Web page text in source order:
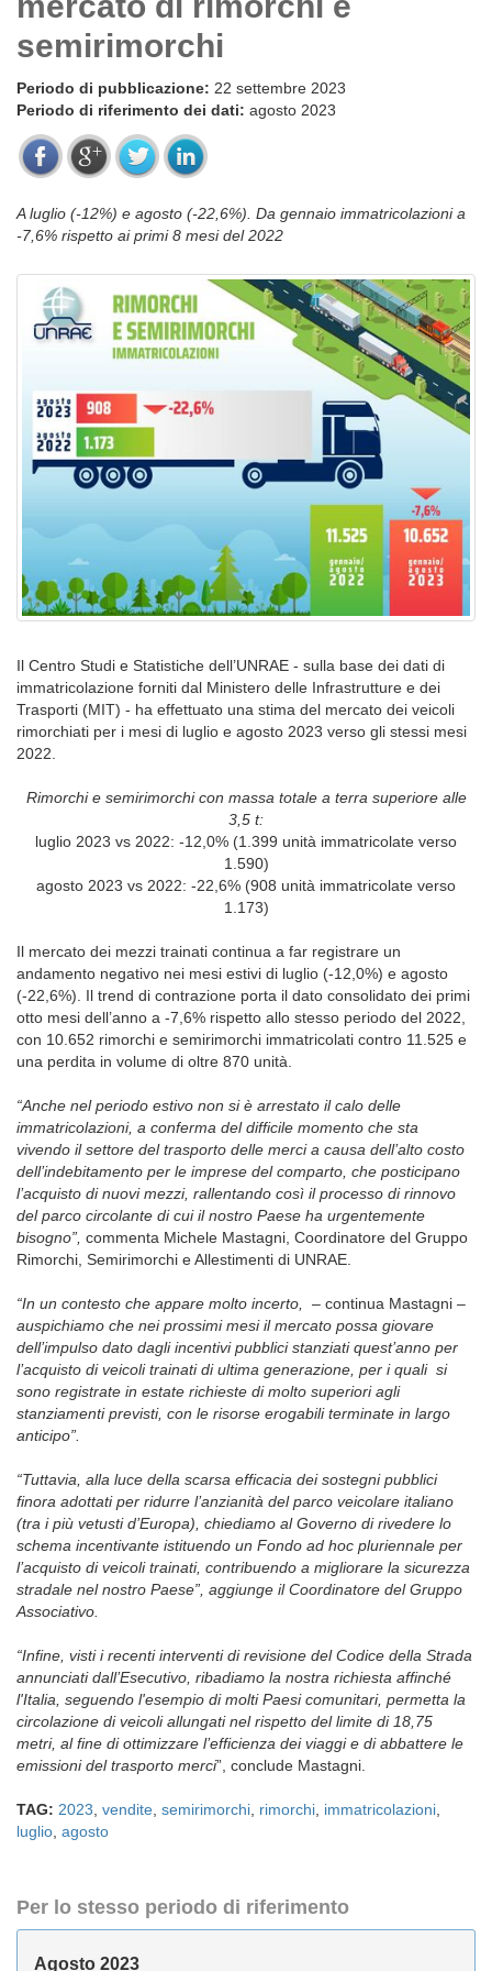
semirimorchi
Periodo di pubblicazione: 22 settembre 2023
Periodo di riferimento dei dati: agosto 2023
A luglio (-12%) e agosto (-22,6%). Da gennaio immatricolazioni a
-7,6% rispetto ai primi 8 mesi del 2022
Il Centro Studi e Statistiche dell’UNRAE - sulla base dei dati di
immatricolazione forniti dal Ministero delle Infrastrutture e dei
Trasporti (MIT) - ha effettuato una stima del mercato dei veicoli
rimorchiati per i mesi di luglio e agosto 2023 verso gli stessi mesi
2022.
Rimorchi e semirimorchi con massa totale a terra superiore alle
3,5 t:
luglio 2023 vs 2022: -12,0% (1.399 unità immatricolate verso
1.590)
agosto 2023 vs 2022: -22,6% (908 unità immatricolate verso
1.173)
Il mercato dei mezzi trainati continua a far registrare un
andamento negativo nei mesi estivi di luglio (-12,0%) e agosto
(-22,6%). Il trend di contrazione porta il dato consolidato dei primi
otto mesi dell’anno a -7,6% rispetto allo stesso periodo del 2022,
con 10.652 rimorchi e semirimorchi immatricolati contro 11.525 e
una perdita in volume di oltre 870 unità.
“Anche nel periodo estivo non si è arrestato il calo delle
immatricolazioni, a conferma del difficile momento che sta
vivendo il settore del trasporto delle merci a causa dell’alto costo
dell’indebitamento per le imprese del comparto, che posticipano
l’acquisto di nuovi mezzi, rallentando così il processo di rinnovo
del parco circolante di cui il nostro Paese ha urgentemente
bisogno”, commenta Michele Mastagni, Coordinatore del Gruppo
Rimorchi, Semirimorchi e Allestimenti di UNRAE.
“In un contesto che appare molto incerto, – continua Mastagni –
auspichiamo che nei prossimi mesi il mercato possa giovare
dell’impulso dato dagli incentivi pubblici stanziati quest’anno per
l’acquisto di veicoli trainati di ultima generazione, per i quali si
sono registrate in estate richieste di molto superiori agli
stanziamenti previsti, con le risorse erogabili terminate in largo
anticipo”.
“Tuttavia, alla luce della scarsa efficacia dei sostegni pubblici
finora adottati per ridurre l’anzianità del parco veicolare italiano
(tra i più vetusti d’Europa), chiediamo al Governo di rivedere lo
schema incentivante istituendo un Fondo ad hoc pluriennale per
l’acquisto di veicoli trainati, contribuendo a migliorare la sicurezza
stradale nel nostro Paese”, aggiunge il Coordinatore del Gruppo
Associativo.
“Infine, visti i recenti interventi di revisione del Codice della Strada
annunciati dall’Esecutivo, ribadiamo la nostra richiesta affinché
l'Italia, seguendo l'esempio di molti Paesi comunitari, permetta la
circolazione di veicoli allungati nel rispetto del limite di 18,75
metri, al fine di ottimizzare l’efficienza dei viaggi e di abbattere le
emissioni del trasporto merci”, conclude Mastagni.
TAG: 2023 vendite semirimorchi rimorchi immatricolazioni
luglio agosto
Per lo stesso periodo di riferimento
Agosto 2023